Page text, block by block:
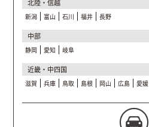
北陸・信越
新潟 富山 石川 福井 長野
中部
静岡 愛知 岐阜
近畿・中四国
滋賀 兵庫 鳥取 島根 岡山 広島 愛媛